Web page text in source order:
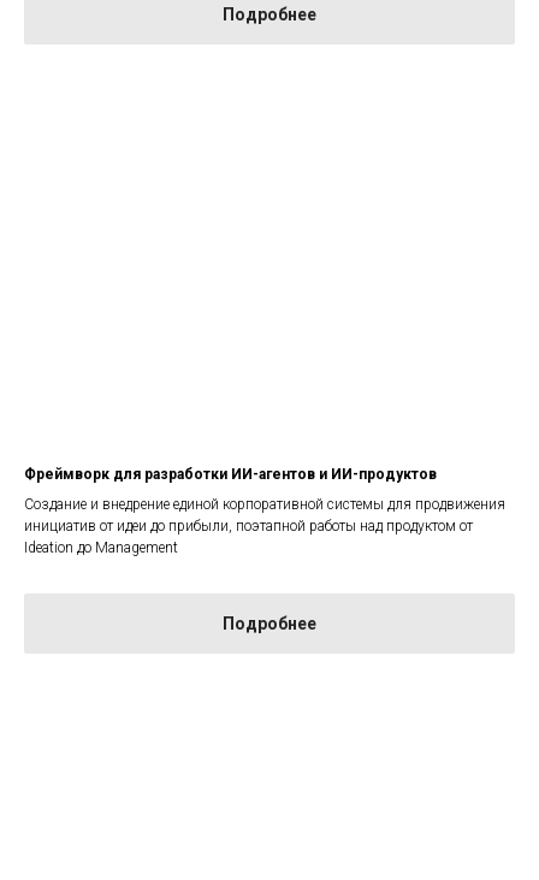
Подробнее
Фреймворк для разработки ИИ-агентов и ИИ-продуктов
Создание и внедрение единой корпоративной системы для продвижения
инициатив от идеи до прибыли, поэтапной работы над продуктом от
Ideation до Management
Подробнее